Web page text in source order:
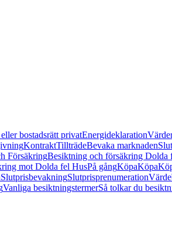
bostadsrätt privatEnergideklaration
KontraktTillträdeBevaka marknaden
FörsäkringBesiktning och försäkring Dolda
mot Dolda fel HusPå gångKöpaKöpa
SlutprisbevakningSlutprisprenumeration
Vanliga besiktningstermerSå tolkar du